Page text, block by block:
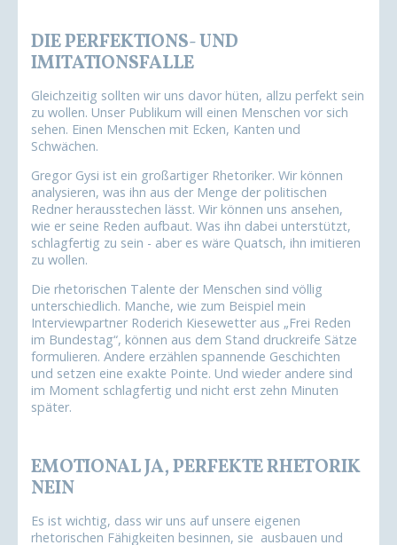
DIE PERFEKTIONS- UND
IMITATIONSFALLE
Gleichzeitig sollten wir uns davor hüten, allzu perfekt sein
zu wollen. Unser Publikum will einen Menschen vor sich
sehen. Einen Menschen mit Ecken, Kanten und
Schwächen.
Gregor Gysi ist ein großartiger Rhetoriker. Wir können
analysieren, was ihn aus der Menge der politischen
Redner herausstechen lässt. Wir können uns ansehen,
wie er seine Reden aufbaut. Was ihn dabei unterstützt,
schlagfertig zu sein - aber es wäre Quatsch, ihn imitieren
zu wollen.
Die rhetorischen Talente der Menschen sind völlig
unterschiedlich. Manche, wie zum Beispiel mein
Interviewpartner Roderich Kiesewetter aus „Frei Reden
im Bundestag“, können aus dem Stand druckreife Sätze
formulieren. Andere erzählen spannende Geschichten
und setzen eine exakte Pointe. Und wieder andere sind
im Moment schlagfertig und nicht erst zehn Minuten
später.
EMOTIONAL JA, PERFEKTE RHETORIK
NEIN
Es ist wichtig, dass wir uns auf unsere eigenen
rhetorischen Fähigkeiten besinnen, sie ausbauen und